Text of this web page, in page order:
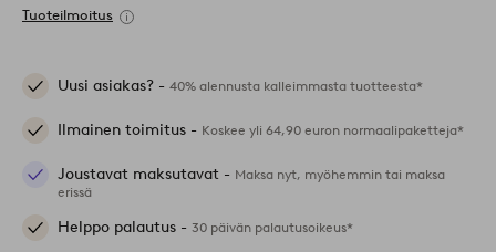
Tuoteilmoitus
Uusi asiakas? - 40% alennusta kalleimmasta tuotteesta*
Ilmainen toimitus - Koskee yli 64,90 euron normaalipaketteja*
Joustavat maksutavat - Maksa nyt, myöhemmin tai maksa
erissä
Helppo palautus - 30 päivän palautusoikeus*